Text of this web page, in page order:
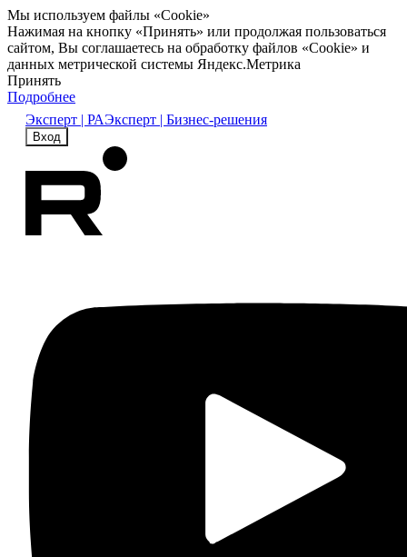
Мы используем файлы «Cookie»
Нажимая на кнопку «Принять» или продолжая пользоваться
сайтом, Вы соглашаетесь на обработку файлов «Cookie» и
данных метрической системы Яндекс.Метрика
Принять
Подробнее
Эксперт | РАЭксперт | Бизнес-решения
Вход